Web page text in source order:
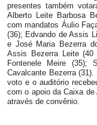
presentes também
Alberto Leite Barbosa
com mandatos Áulio
(36); Edvando de Assis
e José Maria Bezerra
Assis Bezerra Leite
Fontenele Meire (35);
Cavalcante Bezerra
voto e o auditório
com o apoio da Caixa
através de convênio.